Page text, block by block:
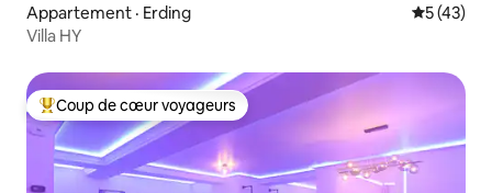
Appartement · Erding Note
5 (43)
Villa HY
Coup de cœur voyageurs parmi les plus aimés
Coup de cœur voyageurs